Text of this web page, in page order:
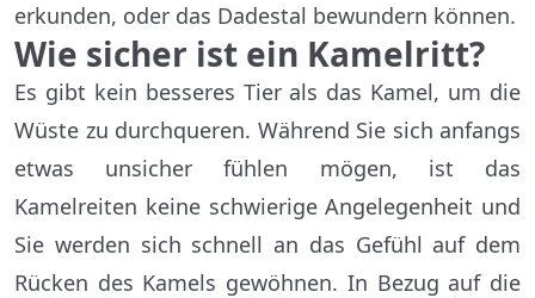
erkunden, oder das Dadestal bewundern können.
Wie sicher ist ein Kamelritt?
Es gibt kein besseres Tier als das Kamel, um die
Wüste zu durchqueren. Während Sie sich anfangs
etwas unsicher fühlen mögen, ist das
Kamelreiten keine schwierige Angelegenheit und
Sie werden sich schnell an das Gefühl auf dem
Rücken des Kamels gewöhnen. In Bezug auf die